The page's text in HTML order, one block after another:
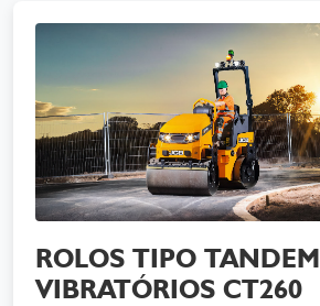
ROLOS TIPO TANDEM
VIBRATÓRIOS CT260